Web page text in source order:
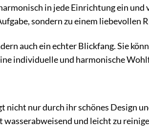
in jede Einrichtung ein
sondern zu einem liebevollen
auch ein echter Blickfang. Sie
individuelle und harmonische
nicht nur durch ihr schönes Design
und leicht zu